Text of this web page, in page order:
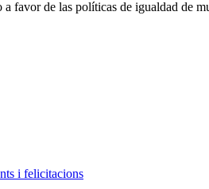
favor de las políticas de igualdad de
i felicitacions